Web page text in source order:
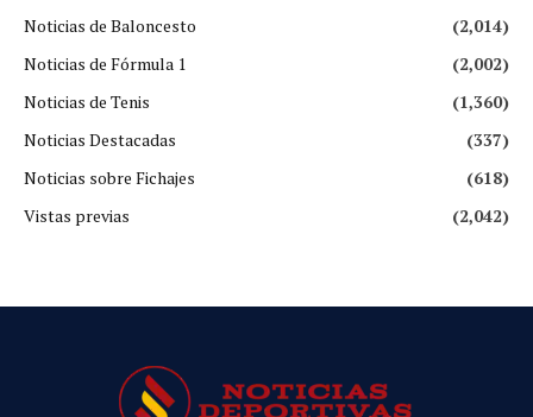
Noticias de Baloncesto
(2,014)
Noticias de Fórmula 1
(2,002)
Noticias de Tenis
(1,360)
Noticias Destacadas
(337)
Noticias sobre Fichajes
(618)
Vistas previas
(2,042)